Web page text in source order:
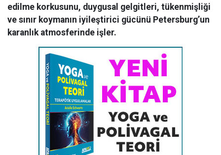
edilme korkusunu, duygusal gelgitleri, tükenmişliği
ve sınır koymanın iyileştirici gücünü Petersburg’un
karanlık atmosferinde işler.